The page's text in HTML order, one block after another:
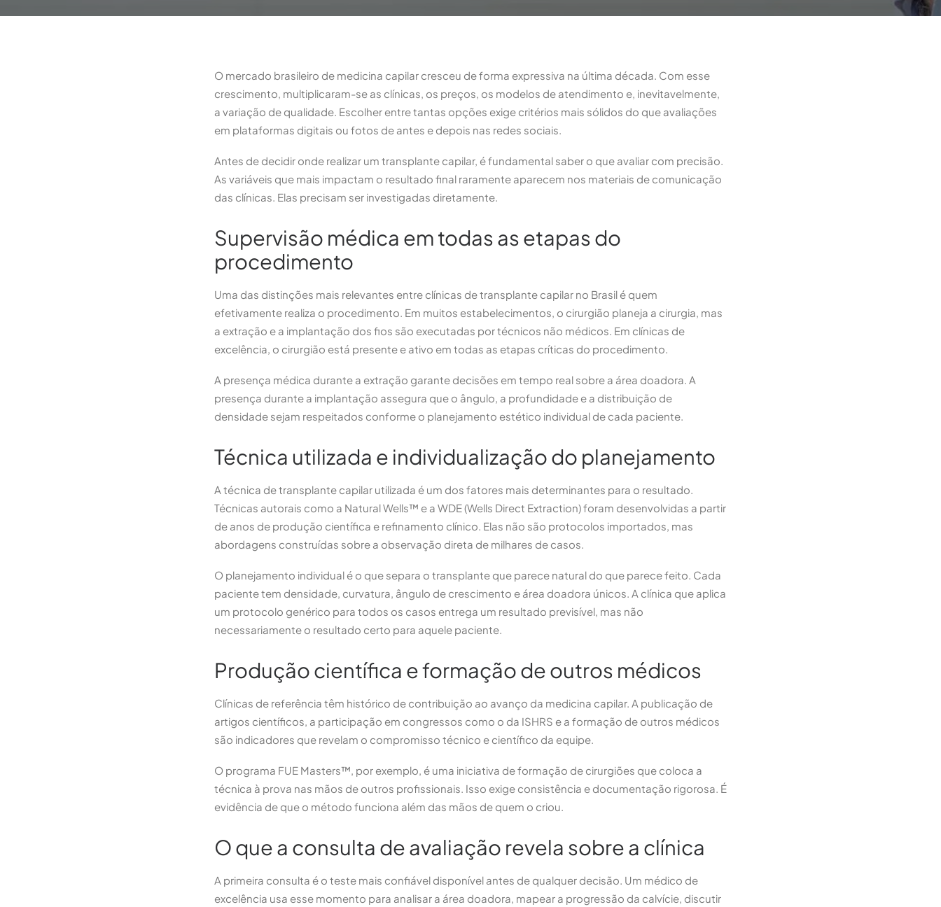
O mercado brasileiro de medicina capilar cresceu de forma expressiva na última década. Com esse
crescimento, multiplicaram-se as clínicas, os preços, os modelos de atendimento e, inevitavelmente,
a variação de qualidade. Escolher entre tantas opções exige critérios mais sólidos do que avaliações
em plataformas digitais ou fotos de antes e depois nas redes sociais.
Antes de decidir onde realizar um transplante capilar, é fundamental saber o que avaliar com precisão.
As variáveis que mais impactam o resultado final raramente aparecem nos materiais de comunicação
das clínicas. Elas precisam ser investigadas diretamente.
Supervisão médica em todas as etapas do
procedimento
Uma das distinções mais relevantes entre clínicas de transplante capilar no Brasil é quem
efetivamente realiza o procedimento. Em muitos estabelecimentos, o cirurgião planeja a cirurgia, mas
a extração e a implantação dos fios são executadas por técnicos não médicos. Em clínicas de
excelência, o cirurgião está presente e ativo em todas as etapas críticas do procedimento.
A presença médica durante a extração garante decisões em tempo real sobre a área doadora. A
presença durante a implantação assegura que o ângulo, a profundidade e a distribuição de
densidade sejam respeitados conforme o planejamento estético individual de cada paciente.
Técnica utilizada e individualização do planejamento
A técnica de transplante capilar utilizada é um dos fatores mais determinantes para o resultado.
Técnicas autorais como a Natural Wells™ e a WDE (Wells Direct Extraction) foram desenvolvidas a partir
de anos de produção científica e refinamento clínico. Elas não são protocolos importados, mas
abordagens construídas sobre a observação direta de milhares de casos.
O planejamento individual é o que separa o transplante que parece natural do que parece feito. Cada
paciente tem densidade, curvatura, ângulo de crescimento e área doadora únicos. A clínica que aplica
um protocolo genérico para todos os casos entrega um resultado previsível, mas não
necessariamente o resultado certo para aquele paciente.
Produção científica e formação de outros médicos
Clínicas de referência têm histórico de contribuição ao avanço da medicina capilar. A publicação de
artigos científicos, a participação em congressos como o da ISHRS e a formação de outros médicos
são indicadores que revelam o compromisso técnico e científico da equipe.
O programa FUE Masters™, por exemplo, é uma iniciativa de formação de cirurgiões que coloca a
técnica à prova nas mãos de outros profissionais. Isso exige consistência e documentação rigorosa. É
evidência de que o método funciona além das mãos de quem o criou.
O que a consulta de avaliação revela sobre a clínica
A primeira consulta é o teste mais confiável disponível antes de qualquer decisão. Um médico de
excelência usa esse momento para analisar a área doadora, mapear a progressão da calvície, discutir